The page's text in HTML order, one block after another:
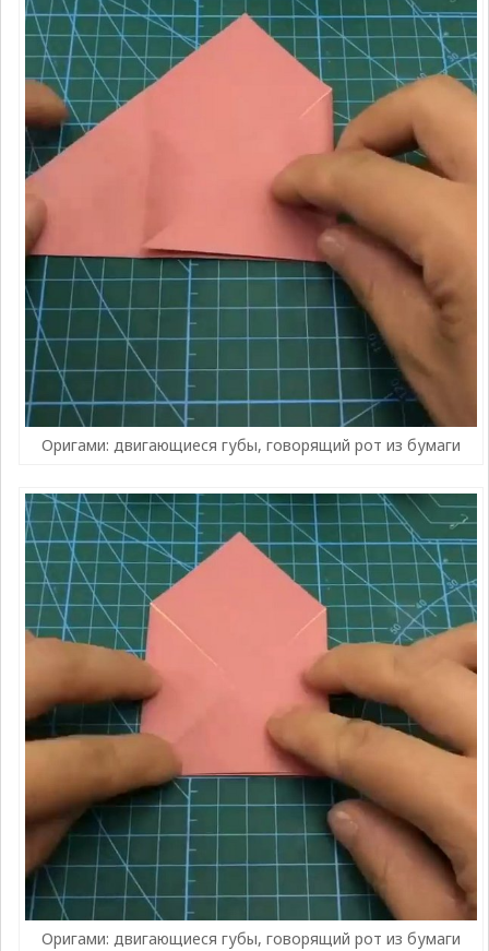
Оригами: двигающиеся губы, говорящий рот из бумаги
Оригами: двигающиеся губы, говорящий рот из бумаги